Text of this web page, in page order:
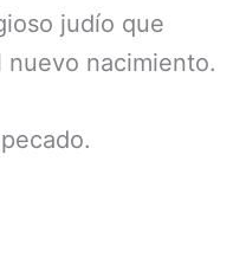
judío que
nuevo nacimiento.